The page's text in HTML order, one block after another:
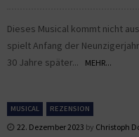
Dieses Musical kommt nicht
spielt Anfang der
30 Jahre später...
MEHR...
MUSICAL REZENSION
22. Dezember 2023 by Christoph